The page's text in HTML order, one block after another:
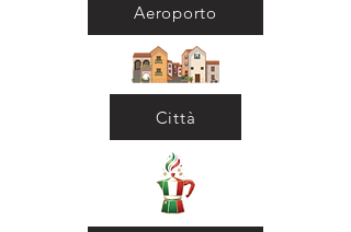
Aeroporto
Città